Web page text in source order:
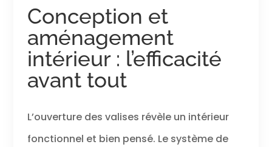
Conception et
aménagement
intérieur : l’efficacité
avant tout
L’ouverture des valises révèle un intérieur
fonctionnel et bien pensé. Le système de